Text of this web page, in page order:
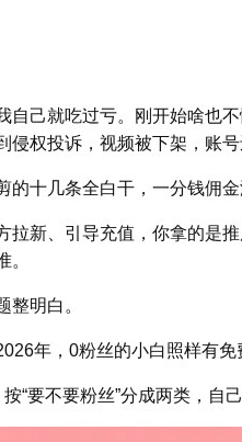
自己就吃过亏。刚开始啥也
侵权投诉，视频被下架，账
的十几条全白干，一分钱佣
拉新、引导充值，你拿的是
。
整明白。
年，0粉丝的小白照样有免
“要不要粉丝”分成两类，自